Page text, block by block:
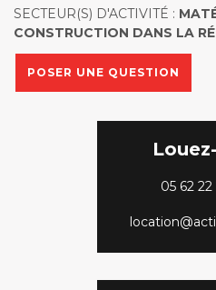
SECTEUR(S) D'ACTIVITÉ :
CONSTRUCTION DANS LA
POSER UNE QUESTION
05 62 22